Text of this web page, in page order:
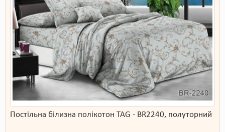
Постільна білизна полікотон TAG - BR2240, полуторний